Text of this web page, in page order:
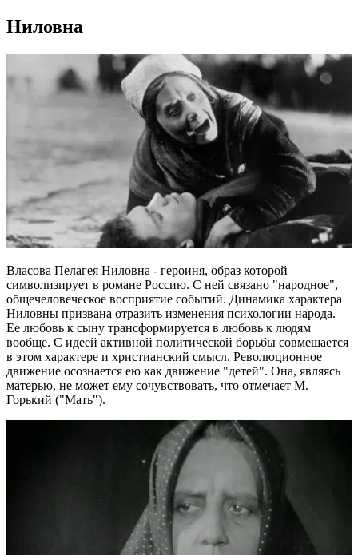
Ниловна
Власова Пелагея Ниловна - героиня, образ которой
символизирует в романе Россию. С ней связано "народное",
общечеловеческое восприятие событий. Динамика характера
Ниловны призвана отразить изменения психологии народа.
Ее любовь к сыну трансформируется в любовь к людям
вообще. С идеей активной политической борьбы совмещается
в этом характере и христианский смысл. Революционное
движение осознается ею как движение "детей". Она, являясь
матерью, не может ему сочувствовать, что отмечает М.
Горький ("Мать").